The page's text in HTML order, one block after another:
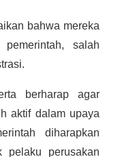
bahwa mereka
salah
berharap agar
aktif dalam upaya
diharapkan
pelaku perusakan